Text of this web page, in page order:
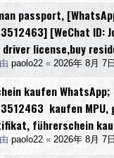
passport,
[WeChat ID:
driver license,buy
paolo22 « 2026年 8月 7
kaufen WhatsApp;
kaufen
führerschein
paolo22 « 2026年 8月 7